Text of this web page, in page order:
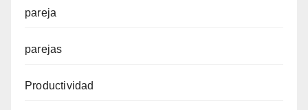
pareja
parejas
Productividad